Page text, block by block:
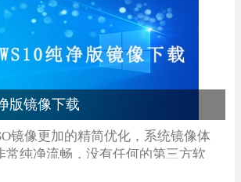
版镜像下载
镜像更加的精简优化，系统镜像体
常纯净流畅，没有任何的第三方软